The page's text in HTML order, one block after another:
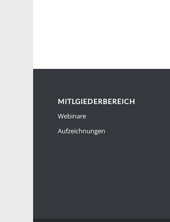
MITLGIEDERBEREICH
Webinare
Aufzeichnungen